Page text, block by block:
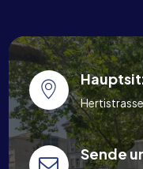
Sende